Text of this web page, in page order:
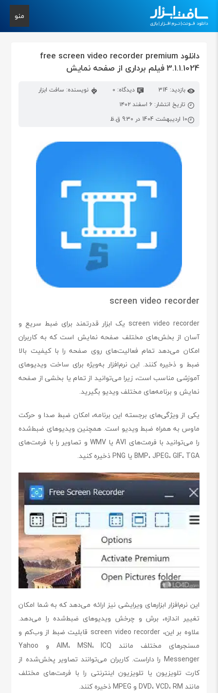
منو
دانلود free screen video recorder premium
3.1.1.1024 فیلم برداری از صفحه نمایش
بازدید: 314 دیدگاه: 0
نویسنده: سافت ابزار
تاریخ انتشار: ۶ اسفند ۱۴۰۲
10 اردیبهشت 1404 در 9:30 ق.ظ
screen video recorder
screen video recorder یک ابزار قدرتمند برای ضبط سریع و
آسان از بخش‌های مختلف صفحه نمایش است که به کاربران
امکان می‌دهد تمام فعالیت‌های روی صفحه را با کیفیت بالا
ضبط و ذخیره کنند. این نرم‌افزار به‌ویژه برای ساخت ویدیوهای
آموزشی مناسب است، زیرا می‌توانید از تمام یا بخشی از صفحه
نمایش و برنامه‌های مختلف ویدیو بگیرید.
یکی از ویژگی‌های برجسته این برنامه، امکان ضبط صدا و حرکت
ماوس به همراه ضبط ویدیو است. همچنین ویدیوهای ضبط‌شده
را می‌توانید با فرمت‌های AVI یا WMV و تصاویر را با فرمت‌های
BMP، JPEG، GIF، TGA یا PNG ذخیره کنید.
این نرم‌افزار ابزارهای ویرایشی نیز ارائه می‌دهد که به شما امکان
تغییر اندازه، برش و چرخش ویدیوهای ضبط‌شده را می‌دهد.
علاوه بر این، screen video recorder قابلیت ضبط از وب‌کم و
مسنجرهای مختلف مانند AIM، MSN، ICQ و Yahoo
Messenger را داراست. کاربران می‌توانند تصاویر پخش‌شده از
کارت تلویزیون یا تلویزیون اینترنتی را با فرمت‌های مختلف
مانند DVD، VCD، RM و MPEG ذخیره کنند.